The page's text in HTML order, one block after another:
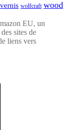
vernis wolfcraft wood
EU, un
sites de
liens vers